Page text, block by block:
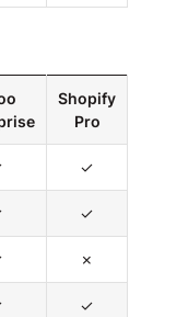
Shopify
Pro
✓
✓
✗
✓